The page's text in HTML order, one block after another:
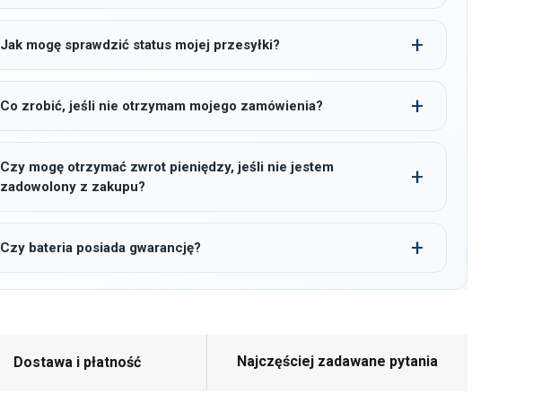
Jak mogę sprawdzić status mojej przesyłki?
Co zrobić, jeśli nie otrzymam mojego zamówienia?
Czy mogę otrzymać zwrot pieniędzy, jeśli nie jestem
zadowolony z zakupu?
Czy bateria posiada gwarancję?
Dostawa i płatność Najczęściej zadawane pytania